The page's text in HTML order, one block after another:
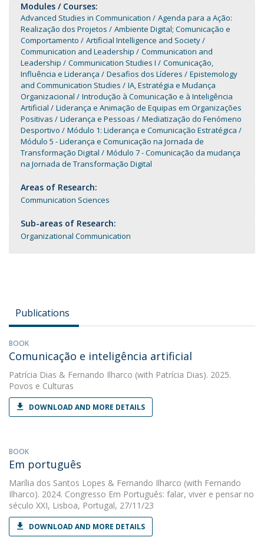
Modules / Courses:
Advanced Studies in Communication
Agenda para a Ação:
Realização dos Projetos
Ambiente Digital; Comunicação e
Comportamento
Artificial Intelligence and Society
Communication and Leadership
Communication and
Leadership
Communication Studies I
Comunicação,
Influência e Liderança
Desafios dos Líderes
Epistemology
and Communication Studies
IA, Estratégia e Mudança
Organizacional
Introdução à Comunicação e à Inteligência
Artificial
Liderança e Animação de Equipas em Organizações
Positivas
Liderança e Pessoas
Mediatização do Fenómeno
Desportivo
Módulo 1: Liderança e Comunicação Estratégica
Módulo 5 - Liderança e Comunicação na Jornada de
Transformação Digital
Módulo 7 - Comunicação da mudança
na Jornada de Transformação Digital
Areas of Research:
Communication Sciences
Sub-areas of Research:
Organizational Communication
Publications
BOOK
Comunicação e inteligência artificial
Patrícia Dias & Fernando Ilharco (with Patrícia Dias). 2025.
Povos e Culturas
DOWNLOAD AND MORE DETAILS
BOOK
Em português
Marília dos Santos Lopes & Fernando Ilharco (with Fernando
Ilharco). 2024. Congresso Em Português: falar, viver e pensar no
século XXI, Lisboa, Portugal, 27/11/23
DOWNLOAD AND MORE DETAILS